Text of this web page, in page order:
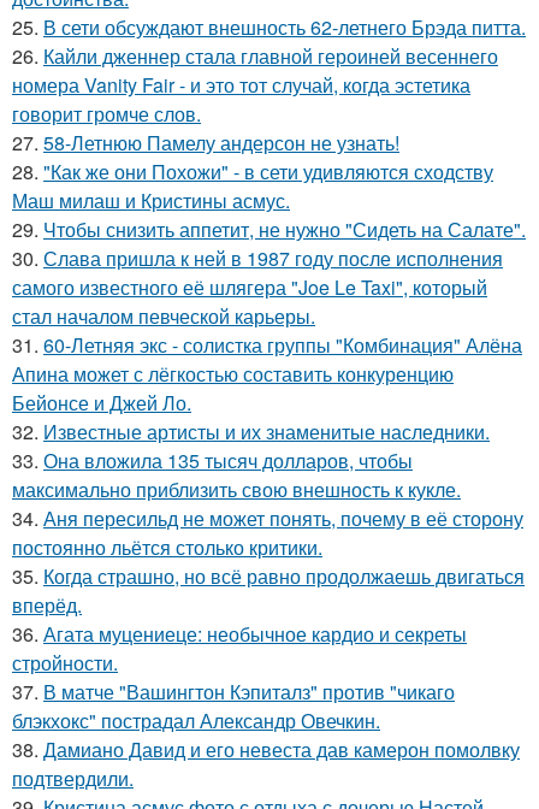
25. В сети обсуждают внешность 62-летнего Брэда питта.
26. Кайли дженнер стала главной героиней весеннего
номера Vanity Fair - и это тот случай, когда эстетика
говорит громче слов.
27. 58-Летнюю Памелу андерсон не узнать!
28. "Как же они Похожи" - в сети удивляются сходству
Маш милаш и Кристины асмус.
29. Чтобы снизить аппетит, не нужно "Сидеть на Салате".
30. Слава пришла к ней в 1987 году после исполнения
самого известного её шлягера "Joe Le Taxi", который
стал началом певческой карьеры.
31. 60-Летняя экс - солистка группы "Комбинация" Алёна
Апина может с лёгкостью составить конкуренцию
Бейонсе и Джей Ло.
32. Известные артисты и их знаменитые наследники.
33. Она вложила 135 тысяч долларов, чтобы
максимально приблизить свою внешность к кукле.
34. Аня пересильд не может понять, почему в её сторону
постоянно льётся столько критики.
35. Когда страшно, но всё равно продолжаешь двигаться
вперёд.
36. Агата муцениеце: необычное кардио и секреты
стройности.
37. В матче "Вашингтон Кэпиталз" против "чикаго
блэкхокс" пострадал Александр Овечкин.
38. Дамиано Давид и его невеста дав камерон помолвку
подтвердили.